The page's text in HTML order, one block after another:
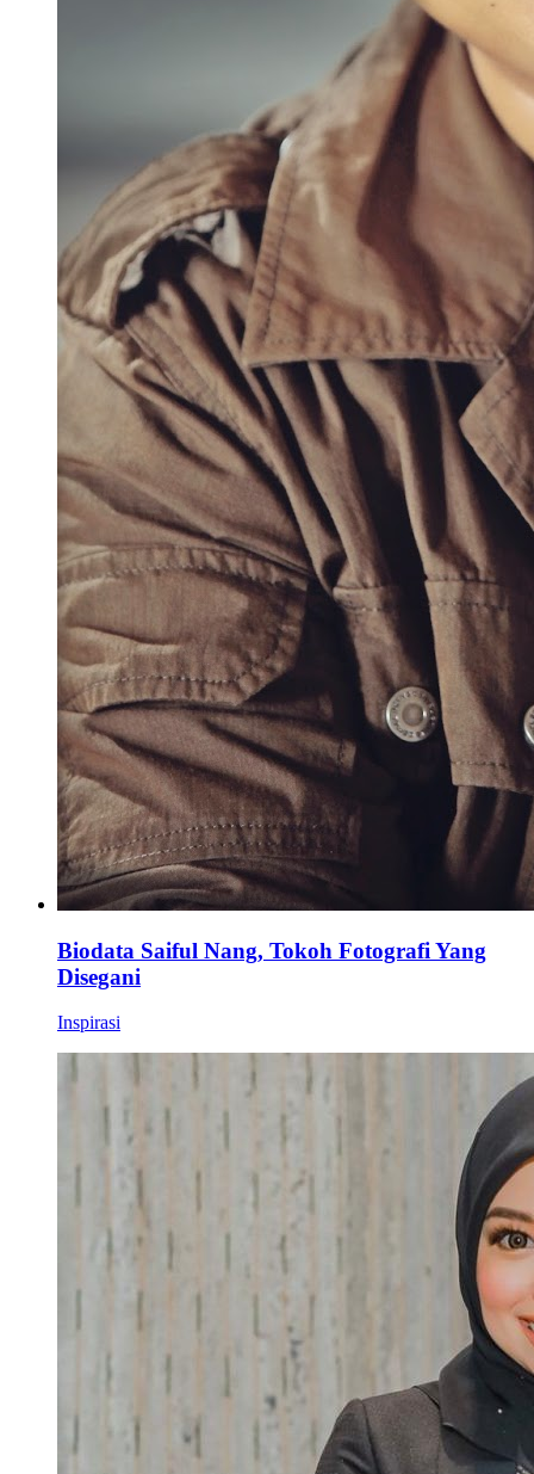
Biodata Saiful Nang, Tokoh Fotografi Yang
Disegani
Inspirasi